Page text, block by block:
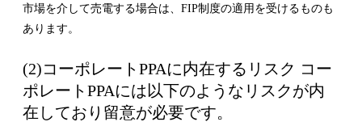
市場を介して売電する場合は、FIP制度の適用を受けるものも
あります。
(2)コーポレートPPAに内在するリスク コー
ポレートPPAには以下のようなリスクが内
在しており留意が必要です。